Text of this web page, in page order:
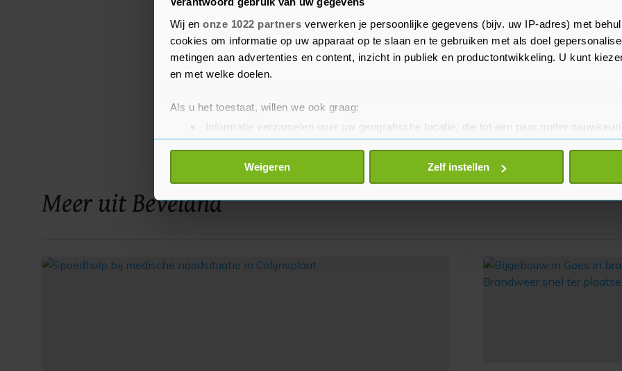
Wij en onze 1022 partners verwerken je persoonlijke gegevens (bijv. uw IP-adres) met
cookies om informatie op uw apparaat op te slaan en te gebruiken met als doel
metingen aan advertenties en content, inzicht in publiek en productontwikkeling. U kunt
en met welke doelen.
Als u het toestaat, willen we ook graag:
Informatie verzamelen over uw geografische locatie, die tot een paar meter
Uw apparaat identificeren door het actief te scannen op specifieke eigenschappen
Lees meer over hoe uw persoonlijke gegevens worden verwerkt en stel uw voorkeuren in het
toestemming op elk moment wijzigen of intrekken in de Cookieverklaring.
Met cookies werkt onze website beter en wordt jouw bezoek makkelijker en persoonlijker. Op
Weigeren Zelf instellen
Meer uit Beveland